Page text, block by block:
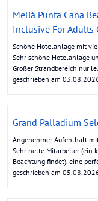
Meliá Punta Cana
Inclusive For Adults
Schöne Hotelanlage mit
Sehr schöne Hotelanlage
Großer Strandbereich nur
geschrieben am
Grand Palladium
Angenehmer Aufenthalt
Sehr nette Mitarbeiter (ein
Beachtung findet), eine
geschrieben am